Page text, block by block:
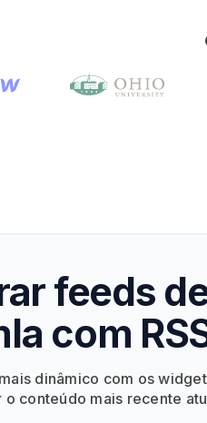
feeds
com
dinâmico com os
o conteúdo mais recente